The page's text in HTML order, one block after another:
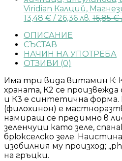
Viridian Калций,
13,48 € / 26,36 лв. 16,85€
ОПИСАНИЕ
СЪСТАВ
НАЧИН НА УПОТРЕБА
ОТЗИВИ (0)
Има три вида витамин К:
храната, К2 се
и К3 е синтетична форма.
(филохинон) е
намиращ се предимно в
зеленчуци като зеле,
брюкселско зеле.
изобилния му произход;
на гръцки.